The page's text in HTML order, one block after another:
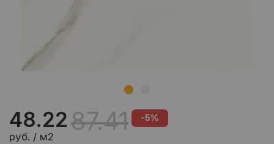
48.22
руб. / м2
87.41 -5%